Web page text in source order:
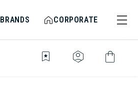
BRANDS CORPORATE
bookmark_star identity_platform shopping_bag